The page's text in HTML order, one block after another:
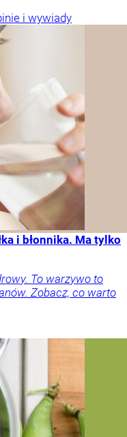
i wywiady
i błonnika. Ma tylko
To warzywo to
Zobacz, co warto